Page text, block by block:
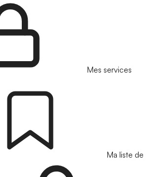
Mes services
Ma liste de